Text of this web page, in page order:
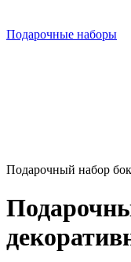
Подарочные наборы
Подарочный набор